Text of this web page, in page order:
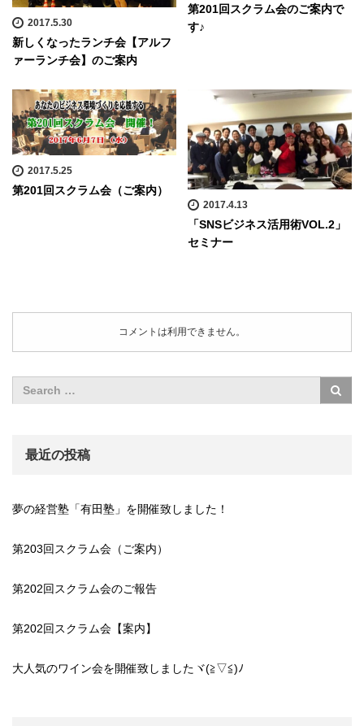
2017.5.30
新しくなったランチ会【アルフ
ァーランチ会】のご案内
第201回スクラム会のご案内で
す♪
2017.5.25
第201回スクラム会（ご案内）
2017.4.13
「SNSビジネス活用術VOL.2」
セミナー
コメントは利用できません。
最近の投稿
夢の経営塾「有田塾」を開催致しました！
第203回スクラム会（ご案内）
第202回スクラム会のご報告
第202回スクラム会【案内】
大人気のワイン会を開催致しましたヾ(≧▽≦)ﾉ